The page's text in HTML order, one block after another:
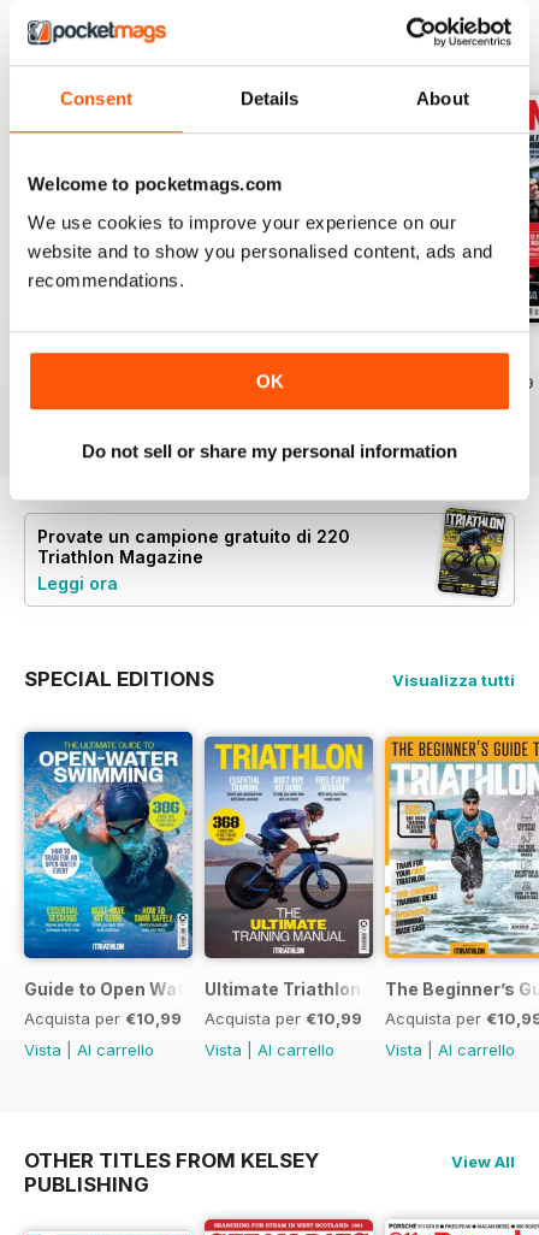
Consent Details About
Welcome to pocketmags.com
We use cookies to improve your experience on our
website and to show you personalised content, ads and
recommendations.
OK
Do not sell or share my personal information
EDIZIONI INDIETRO Visualizza tutti
July2026
Vista|Al carrello
June 2026
Acquista per
Vista|Al carrello
May 2026
€5,99
Vista|Al carrello
Provate un campione gratuito di 220
Triathlon Magazine
Leggi ora
SPECIAL EDITIONS Visualizza tutti
Guide to Open Water Swimming
Acquista per €10,99
Vista
Al carrello
Ultimate Triathlon Training Manual
Acquista per €10,99
Vista
Al carrello
The Beginner’s
Acquista per
Vista
Al carrello
OTHER TITLES FROM KELSEY
PUBLISHING
View All